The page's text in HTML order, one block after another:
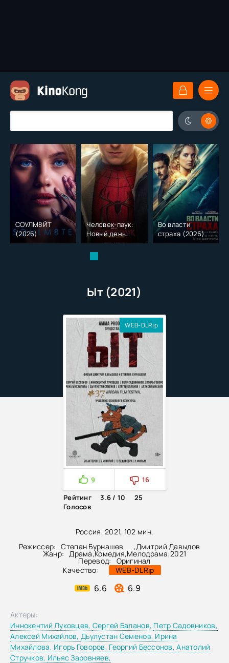
СОУЛМ8ЙТ
(2026)
Человек-паук:
Новый день
(2026)
Во власти
страха (2026)
Ыт (2021)
Россия, 2021, 102 мин.
Режиссер:
Степан Бурнашев ,Дмитрий Давыдов
Жанр: Драма,Комедия,Мелодрама,2021
Перевод:
Оригинал
Качество:
WEB-DLRip
6.6 6.9
WEB-DLRip
9
16
Рейтинг
3.6 / 10
25
Голосов
Актеры:
Иннокентий Луковцев, Сергей Баланов, Петр Садовников,
Алексей Михайлов,Дьулустан Семенов, Ирина
Михайлова, Игорь Говоров, Георгий Бессонов,Анатолий
Стручков, Ильяс Заровняев,